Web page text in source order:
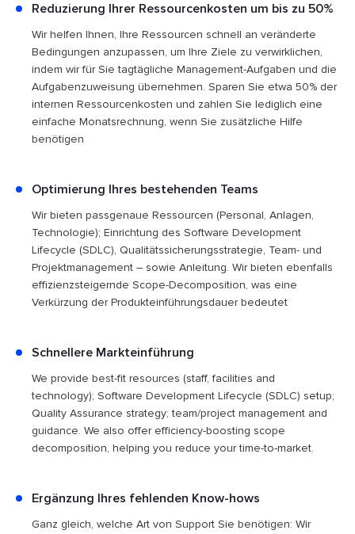
Reduzierung Ihrer Ressourcenkosten um bis zu 50%
Wir helfen Ihnen, Ihre Ressourcen schnell an veränderte
Bedingungen anzupassen, um Ihre Ziele zu verwirklichen,
indem wir für Sie tagtägliche Management-Aufgaben und die
Aufgabenzuweisung übernehmen. Sparen Sie etwa 50% der
internen Ressourcenkosten und zahlen Sie lediglich eine
einfache Monatsrechnung, wenn Sie zusätzliche Hilfe
benötigen
Optimierung Ihres bestehenden Teams
Wir bieten passgenaue Ressourcen (Personal, Anlagen,
Technologie); Einrichtung des Software Development
Lifecycle (SDLC), Qualitätssicherungsstrategie, Team- und
Projektmanagement – sowie Anleitung. Wir bieten ebenfalls
effizienzsteigernde Scope-Decomposition, was eine
Verkürzung der Produkteinführungsdauer bedeutet
Schnellere Markteinführung
We provide best-fit resources (staff, facilities and
technology); Software Development Lifecycle (SDLC) setup;
Quality Assurance strategy; team/project management and
guidance. We also offer efficiency-boosting scope
decomposition, helping you reduce your time-to-market.
Ergänzung Ihres fehlenden Know-hows
Ganz gleich, welche Art von Support Sie benötigen: Wir